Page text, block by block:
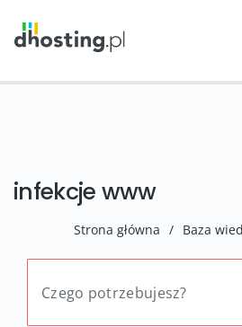
infekcje www
Strona główna / Baza